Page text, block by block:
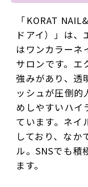
「KORAT
ドアイ）」は
はワンカラーネ
サロンです。エ
強みがあり、透
ッシュが圧倒的
めしやすいハイ
ています。ネイ
しており、なか
ル。SNSでも積
ます。